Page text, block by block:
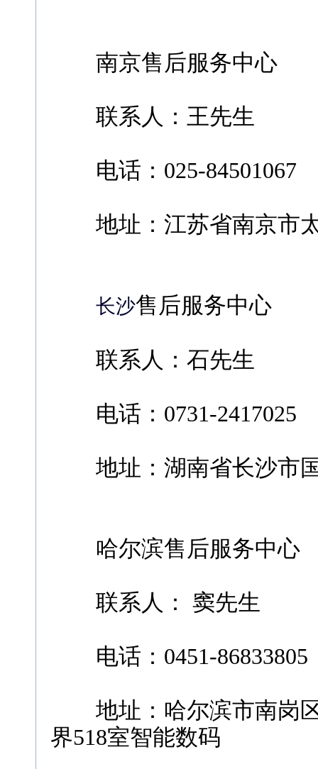
南京售后服务中心
联系人：王先生
电话：025-84501067
地址：江苏省南京市太
长沙售后服务中心
联系人：石先生
电话：0731-2417025
地址：湖南省长沙市国
哈尔滨售后服务中心
联系人： 窦先生
电话：0451-86833805
地址：哈尔滨市南岗区
界518室智能数码